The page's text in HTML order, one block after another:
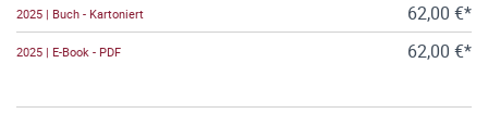
2025 | Buch - Kartoniert 62,00 €*
2025 | E-Book - PDF 62,00 €*